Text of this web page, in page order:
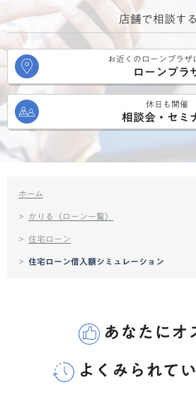
ホーム
かりる（ローン一覧）
住宅ローン
住宅ローン借入額シミュレーション
店舗で相談する
お近くのローンプラザ
ローンプラ
休日も開催
相談会・セミ
あなたにオ
よくみられて